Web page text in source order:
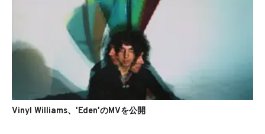
Vinyl Williams、'Eden'のMVを公開